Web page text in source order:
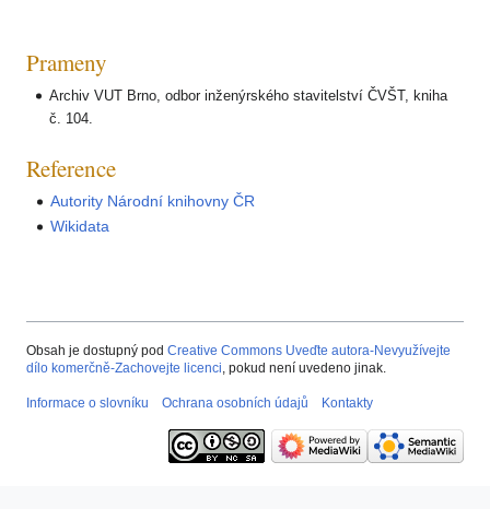
Prameny
Archiv VUT Brno, odbor inženýrského stavitelství ČVŠT, kniha
č. 104.
Reference
Autority Národní knihovny ČR
Wikidata
Obsah je dostupný pod Creative Commons Uveďte autora-Nevyužívejte
dílo komerčně-Zachovejte licenci , pokud není uvedeno jinak.
Informace o slovníku Ochrana osobních údajů Kontakty